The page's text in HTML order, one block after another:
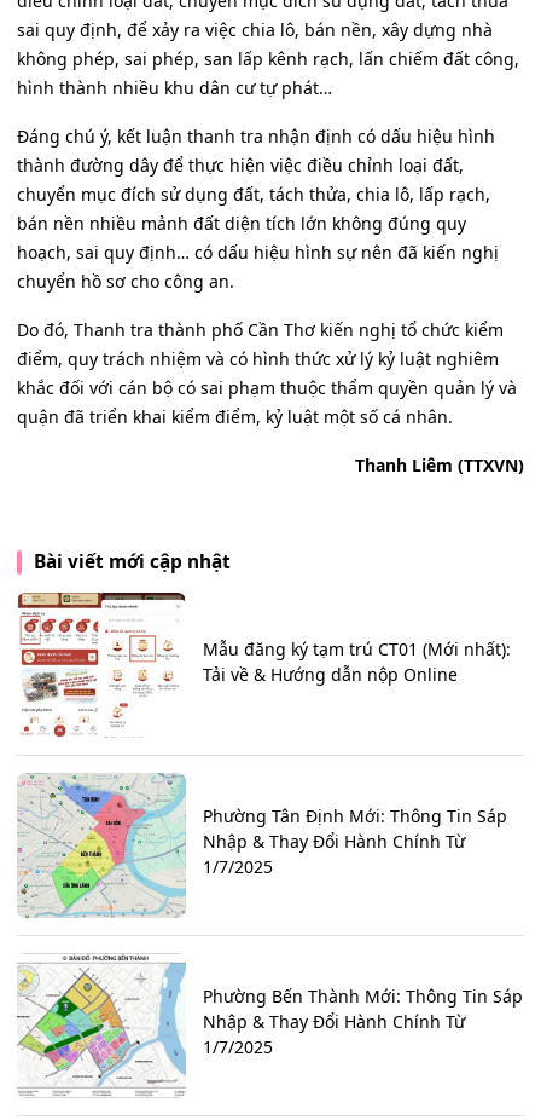
sai quy định, để xảy ra việc chia lô, bán nền, xây dựng nhà
không phép, sai phép, san lấp kênh rạch, lấn chiếm đất công,
hình thành nhiều khu dân cư tự phát…
Đáng chú ý, kết luận thanh tra nhận định có dấu hiệu hình
thành đường dây để thực hiện việc điều chỉnh loại đất,
chuyển mục đích sử dụng đất, tách thửa, chia lô, lấp rạch,
bán nền nhiều mảnh đất diện tích lớn không đúng quy
hoạch, sai quy định… có dấu hiệu hình sự nên đã kiến nghị
chuyển hồ sơ cho công an.
Do đó, Thanh tra thành phố Cần Thơ kiến nghị tổ chức kiểm
điểm, quy trách nhiệm và có hình thức xử lý kỷ luật nghiêm
khắc đối với cán bộ có sai phạm thuộc thẩm quyền quản lý và
quận đã triển khai kiểm điểm, kỷ luật một số cá nhân.
Thanh Liêm (TTXVN)
Bài viết mới cập nhật
Mẫu đăng ký tạm trú CT01 (Mới nhất):
Tải về & Hướng dẫn nộp Online
Phường Tân Định Mới: Thông Tin Sáp
Nhập & Thay Đổi Hành Chính Từ
1/7/2025
Phường Bến Thành Mới: Thông Tin Sáp
Nhập & Thay Đổi Hành Chính Từ
1/7/2025